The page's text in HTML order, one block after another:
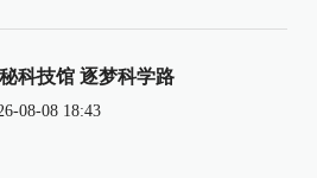
科技馆 逐梦科学路
08-08 18:43